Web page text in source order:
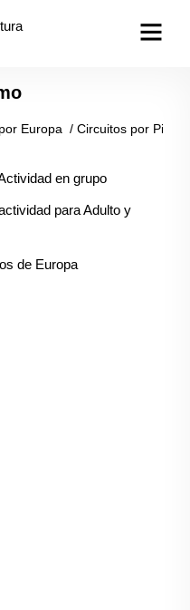
Europa / Circuitos por Picos
en grupo
para Adulto y
de Europa